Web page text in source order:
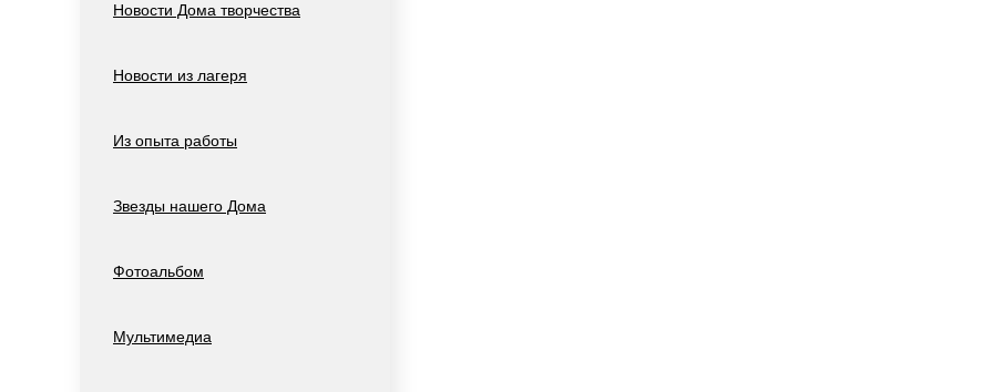
Новости Дома творчества
Новости из лагеря
Из опыта работы
Звезды нашего Дома
Фотоальбом
Мультимедиа